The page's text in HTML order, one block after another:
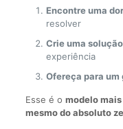
Encontre uma
resolver
Crie uma
experiência
Ofereça para um
Esse é o modelo
mesmo do absoluto